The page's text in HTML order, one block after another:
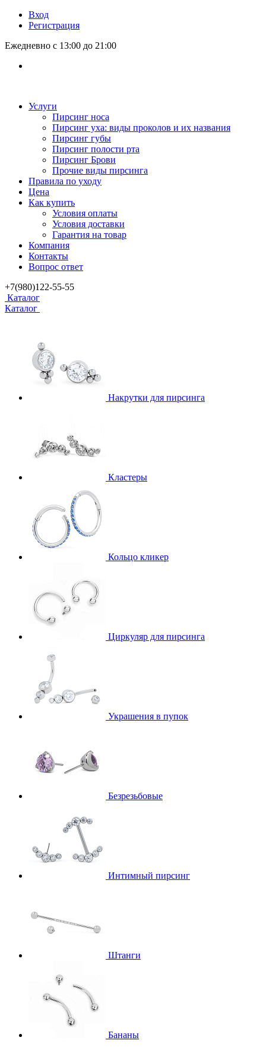
Вход
Регистрация
Ежедневно с 13:00 до 21:00
Услуги
Пирсинг носа
Пирсинг уха: виды проколов и их названия
Пирсинг губы
Пирсинг полости рта
Пирсинг Брови
Прочие виды пирсинга
Правила по уходу
Цена
Как купить
Условия оплаты
Условия доставки
Гарантия на товар
Компания
Контакты
Вопрос ответ
+7(980)122-55-55
Каталог
Каталог
Накрутки для пирсинга
Кластеры
Кольцо кликер
Циркуляр для пирсинга
Украшения в пупок
Безрезьбовые
Интимный пирсинг
Штанги
Бананы